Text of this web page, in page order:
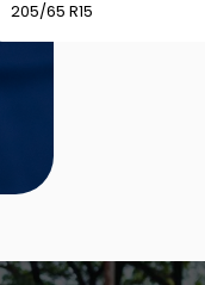
205/65 R15